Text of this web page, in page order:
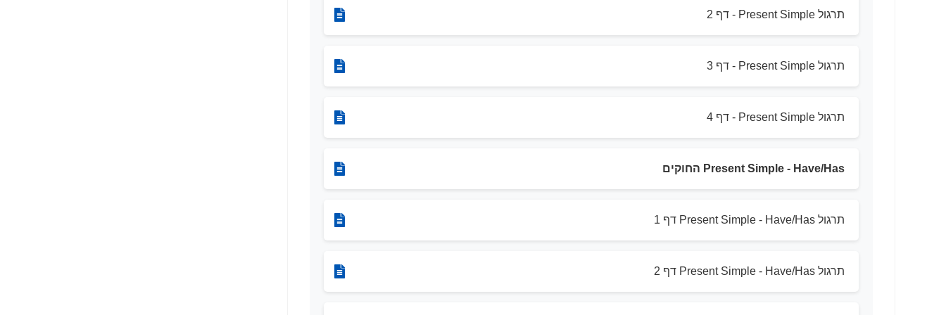
תרגול Present Simple - דף 2
תרגול Present Simple - דף 3
תרגול Present Simple - דף 4
Present Simple - Have/Has החוקים
תרגול Present Simple - Have/Has דף 1
תרגול Present Simple - Have/Has דף 2